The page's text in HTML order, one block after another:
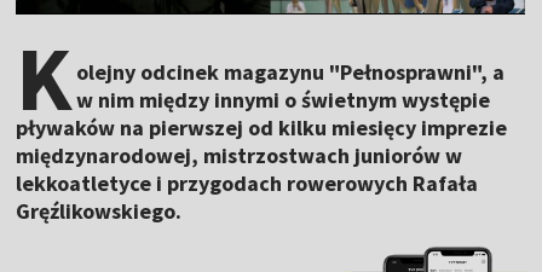
Kolejny odcinek magazynu "Pełnosprawni", a
w nim między innymi o świetnym występie
pływaków na pierwszej od kilku miesięcy imprezie
międzynarodowej, mistrzostwach juniorów w
lekkoatletyce i przygodach rowerowych Rafała
Gręźlikowskiego.